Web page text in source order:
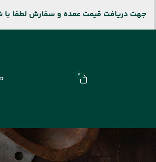
جهت دریافت قیمت عمده و سفارش لطفا با شماره 09356425544 و جهت پیگیری سفارشات سایت باشماره
0